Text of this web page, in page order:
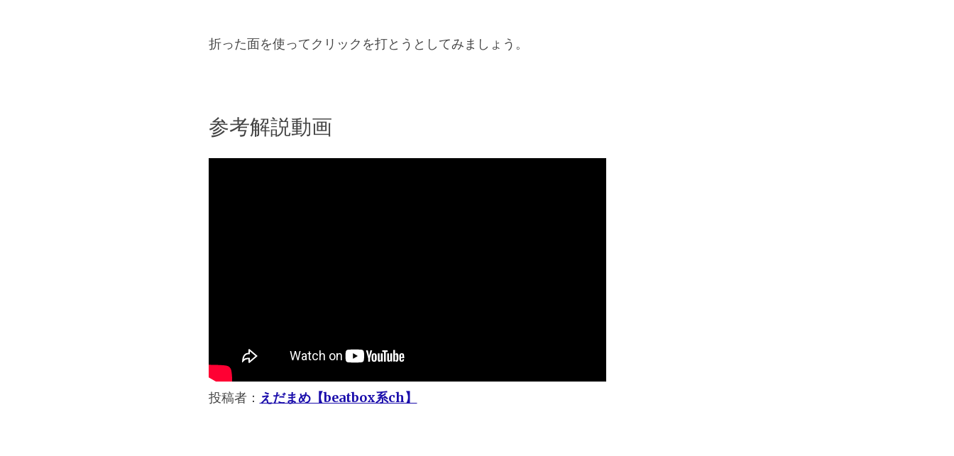
折った面を使ってクリックを打とうとしてみましょう。
参考解説動画
投稿者： えだまめ【beatbox系ch】